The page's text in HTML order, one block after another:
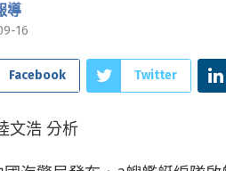
導
16
Facebook Twitter
文浩 分析